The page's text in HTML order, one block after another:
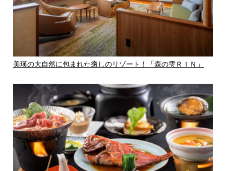
美瑛の大自然に包まれた癒しのリゾート！「森の雫ＲＩＮ」